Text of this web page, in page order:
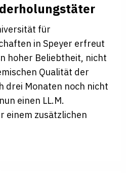
für
in Speyer erfreut
hoher Beliebtheit, nicht
Qualität der
drei Monaten noch nicht
einen LL.M.
einem zusätzlichen